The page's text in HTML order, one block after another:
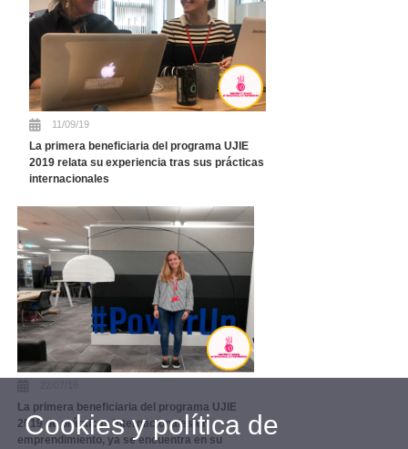
11/09/19
La primera beneficiaria del programa UJIE
2019 relata su experiencia tras sus prácticas
internacionales
La primera beneficiaria del programa UJIE
2019 de prácticas internacionales en
emprendimiento, ya se encuentra en su
Cookies y política de